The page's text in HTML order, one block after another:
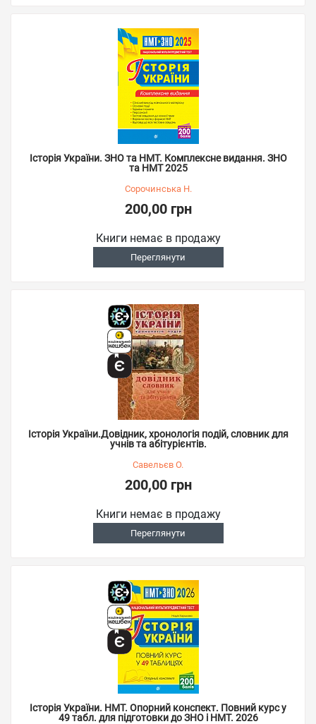
Історія України. ЗНО та НМТ. Комплексне видання. ЗНО
та НМТ 2025
Сорочинська Н.
200,00 грн
Книги немає в продажу
Переглянути
Історія України.Довідник, хронологія подій, словник для
учнів та абітурієнтів.
Савельєв О.
200,00 грн
Книги немає в продажу
Переглянути
Історія України. НМТ. Опорний конспект. Повний курс у
49 табл. для підготовки до ЗНО і НМТ. 2026